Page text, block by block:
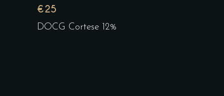
€25
DOCG Cortese 12%